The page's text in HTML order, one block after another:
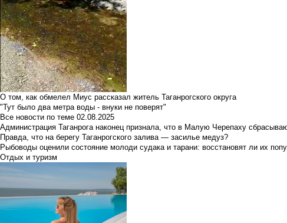
О том, как обмелел Миус рассказал житель Таганрогского округа
"Тут было два метра воды - внуки не поверят"
Все новости по теме 02.08.2025
Администрация Таганрога наконец признала, что в Малую Черепаху
Правда, что на берегу Таганрогского залива — засилье медуз?
Рыбоводы оценили состояние молоди судака и тарани: восстановят ли их
Отдых и туризм